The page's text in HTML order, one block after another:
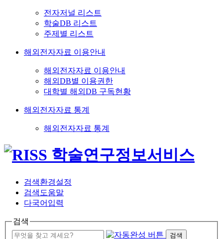
전자저널 리스트
학술DB 리스트
주제별 리스트
해외전자자료 이용안내
해외전자자료 이용안내
해외DB별 이용권한
대학별 해외DB 구독현황
해외전자자료 통계
해외전자자료 통계
검색환경설정
검색도움말
다국어입력
검색
검색